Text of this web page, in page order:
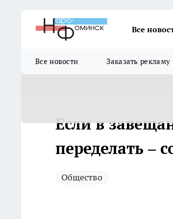
Все
Все новости Заказать рекламу
Если в
переделать –
Общество